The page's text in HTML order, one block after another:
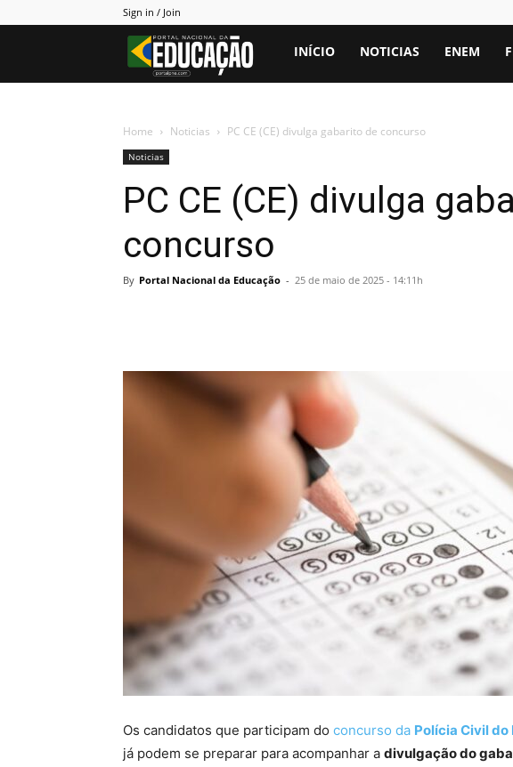
Sign in / Join
Portal
INÍCIO NOTICIAS ENEM
Home Noticias PC CE (CE) divulga gabarito de concurso
Noticias
PC CE (CE) divulga
concurso
By Portal Nacional da Educação - 25 de maio de 2025 - 14:11h
Os candidatos que participam do concurso da Polícia Civil do
já podem se preparar para acompanhar a divulgação do